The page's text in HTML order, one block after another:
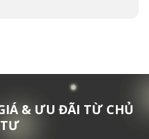
& ƯU ĐÃI TỪ CHỦ